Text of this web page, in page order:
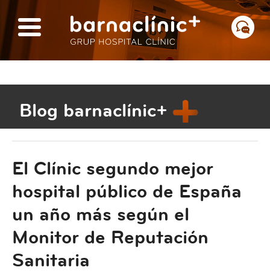
Blog barnaclínic+
El Clínic segundo mejor
hospital público de España
un año más según el
Monitor de Reputación
Sanitaria